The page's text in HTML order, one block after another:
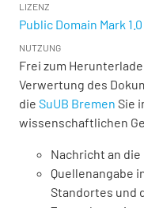
LIZENZ
Public Domain Mark 1.0
NUTZUNG
Frei zum
Verwertung des
die SuUB Bremen Sie
wissenschaftlichen
Nachricht an
Quellenangabe
Standortes und